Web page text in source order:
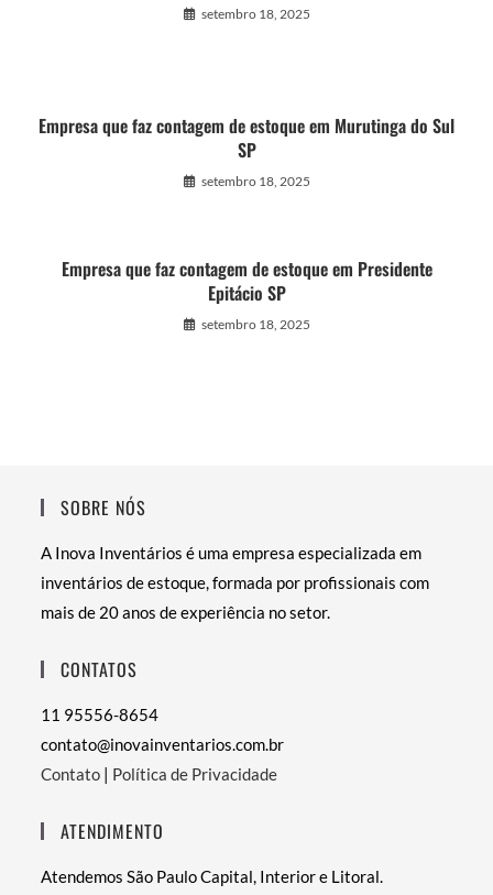
setembro 18, 2025
Empresa que faz contagem de estoque em Murutinga do Sul
SP
setembro 18, 2025
Empresa que faz contagem de estoque em Presidente
Epitácio SP
setembro 18, 2025
SOBRE NÓS
A Inova Inventários é uma empresa especializada em
inventários de estoque, formada por profissionais com
mais de 20 anos de experiência no setor.
CONTATOS
11 95556-8654
contato@inovainventarios.com.br
Contato | Política de Privacidade
ATENDIMENTO
Atendemos São Paulo Capital, Interior e Litoral.